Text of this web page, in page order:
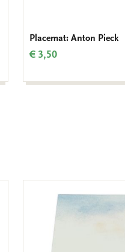
Placemat: Anton Pieck
€ 3,50